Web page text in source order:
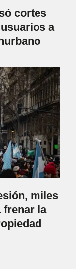
cortes
a
miles
frenar la